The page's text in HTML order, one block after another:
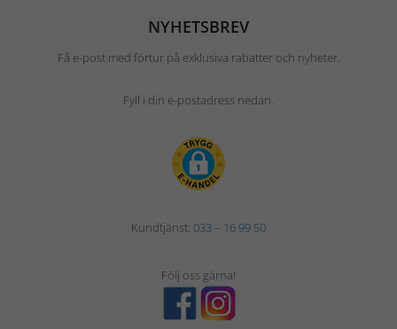
NYHETSBREV
Få e-post med förtur på exklusiva rabatter och nyheter.
Fyll i din e-postadress nedan.
Kundtjänst: 033 – 16 99 50
Följ oss gärna!